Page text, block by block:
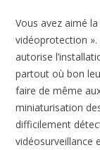
Vous avez aimé
vidéoprotection
autorise
partout où bon
faire de même
miniaturisation
difficilement
vidéosurveillance